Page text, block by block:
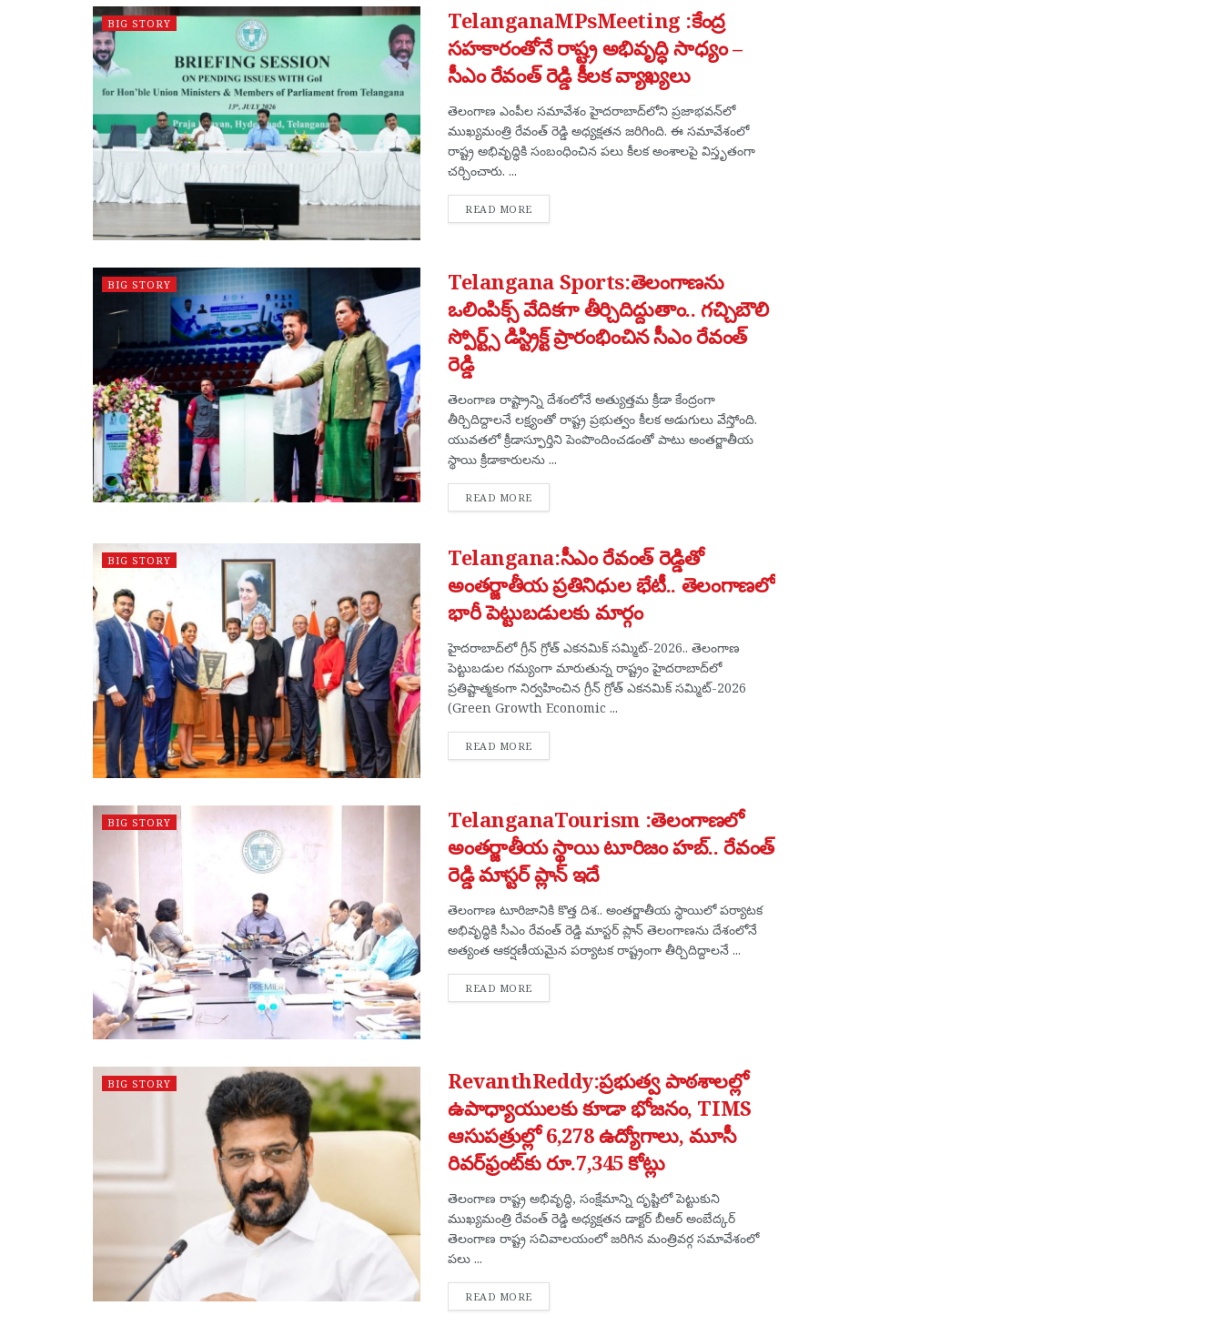
BIG STORY
TelanganaMPsMeeting :కేంద్ర
సహకారంతోనే రాష్ట్ర అభివృద్ధి సాధ్యం –
సీఎం రేవంత్ రెడ్డి కీలక వ్యాఖ్యలు
తెలంగాణ ఎంపీల సమావేశం హైదరాబాద్‌లోని ప్రజాభవన్‌లో
ముఖ్యమంత్రి రేవంత్ రెడ్డి అధ్యక్షతన జరిగింది. ఈ సమావేశంలో
రాష్ట్ర అభివృద్ధికి సంబంధించిన పలు కీలక అంశాలపై విస్తృతంగా
చర్చించారు. ...
READ MOREDETAILS
BIG STORY
Telangana Sports:తెలంగాణను
ఒలింపిక్స్ వేదికగా తీర్చిదిద్దుతాం.. గచ్చిబౌలి
స్పోర్ట్స్ డిస్ట్రిక్ట్ ప్రారంభించిన సీఎం రేవంత్
రెడ్డి
తెలంగాణ రాష్ట్రాన్ని దేశంలోనే అత్యుత్తమ క్రీడా కేంద్రంగా
తీర్చిదిద్దాలనే లక్ష్యంతో రాష్ట్ర ప్రభుత్వం కీలక అడుగులు వేస్తోంది.
యువతలో క్రీడాస్ఫూర్తిని పెంపొందించడంతో పాటు అంతర్జాతీయ
స్థాయి క్రీడాకారులను ...
READ MOREDETAILS
BIG STORY
Telangana:సీఎం రేవంత్ రెడ్డితో
అంతర్జాతీయ ప్రతినిధుల భేటీ.. తెలంగాణలో
భారీ పెట్టుబడులకు మార్గం
హైదరాబాద్‌లో గ్రీన్ గ్రోత్ ఎకనమిక్ సమ్మిట్-2026.. తెలంగాణ
పెట్టుబడుల గమ్యంగా మారుతున్న రాష్ట్రం హైదరాబాద్‌లో
ప్రతిష్టాత్మకంగా నిర్వహించిన గ్రీన్ గ్రోత్ ఎకనమిక్ సమ్మిట్-2026
(Green Growth Economic ...
READ MOREDETAILS
BIG STORY
TelanganaTourism :తెలంగాణలో
అంతర్జాతీయ స్థాయి టూరిజం హబ్.. రేవంత్
రెడ్డి మాస్టర్ ప్లాన్ ఇదే
తెలంగాణ టూరిజానికి కొత్త దిశ.. అంతర్జాతీయ స్థాయిలో పర్యాటక
అభివృద్ధికి సీఎం రేవంత్ రెడ్డి మాస్టర్ ప్లాన్ తెలంగాణను దేశంలోనే
అత్యంత ఆకర్షణీయమైన పర్యాటక రాష్ట్రంగా తీర్చిదిద్దాలనే ...
READ MOREDETAILS
BIG STORY
RevanthReddy:ప్రభుత్వ పాఠశాలల్లో
ఉపాధ్యాయులకు కూడా భోజనం, TIMS
ఆసుపత్రుల్లో 6,278 ఉద్యోగాలు, మూసీ
రివర్‌ఫ్రంట్‌కు రూ.7,345 కోట్లు
తెలంగాణ రాష్ట్ర అభివృద్ధి, సంక్షేమాన్ని దృష్టిలో పెట్టుకుని
ముఖ్యమంత్రి రేవంత్ రెడ్డి అధ్యక్షతన డాక్టర్ బీఆర్ అంబేద్కర్
తెలంగాణ రాష్ట్ర సచివాలయంలో జరిగిన మంత్రివర్గ సమావేశంలో
పలు ...
READ MOREDETAILS